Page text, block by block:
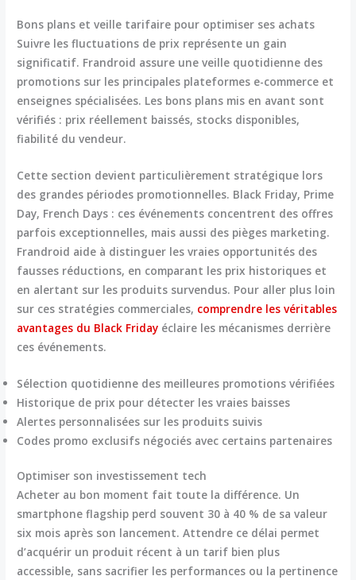
Bons plans et veille tarifaire pour optimiser ses achats
Suivre les fluctuations de prix représente un gain
significatif. Frandroid assure uneveille quotidienne des
promotions sur les principales plateformes e-commerce et
enseignes spécialisées. Les bons plans mis en avant sont
vérifiés : prix réellement baissés, stocks disponibles,
fiabilité du vendeur.
Cette section devient particulièrement stratégique lors
des grandes périodes promotionnelles. Black Friday, Prime
Day, French Days : ces événements concentrent des offres
parfois exceptionnelles, mais aussi des pièges marketing.
Frandroid aide à distinguer les vraies opportunités des
fausses réductions, en comparant les prix historiques et
en alertant sur les produits survendus. Pour aller plus loin
sur ces stratégies commerciales, comprendre les véritables
avantages du Black Friday éclaire les mécanismes derrière
ces événements.
Sélection quotidienne des meilleures promotions vérifiées
Historique de prix pour détecter les vraies baisses
Alertes personnalisées sur les produits suivis
Codes promo exclusifs négociés avec certains partenaires
Optimiser son investissement tech
Acheter au bon moment fait toute la différence. Un
smartphone flagship perd souvent 30 à 40 % de sa valeur
six mois après son lancement. Attendre ce délai permet
d’acquérir un produit récent à un tarif bien plus
accessible, sans sacrifier les performances ou la pertinence